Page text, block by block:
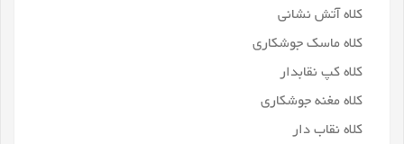
کلاه آتش نشانی
کلاه ماسک جوشکاری
کلاه کپ نقابدار
کلاه مغنه جوشکاری
کلاه نقاب دار